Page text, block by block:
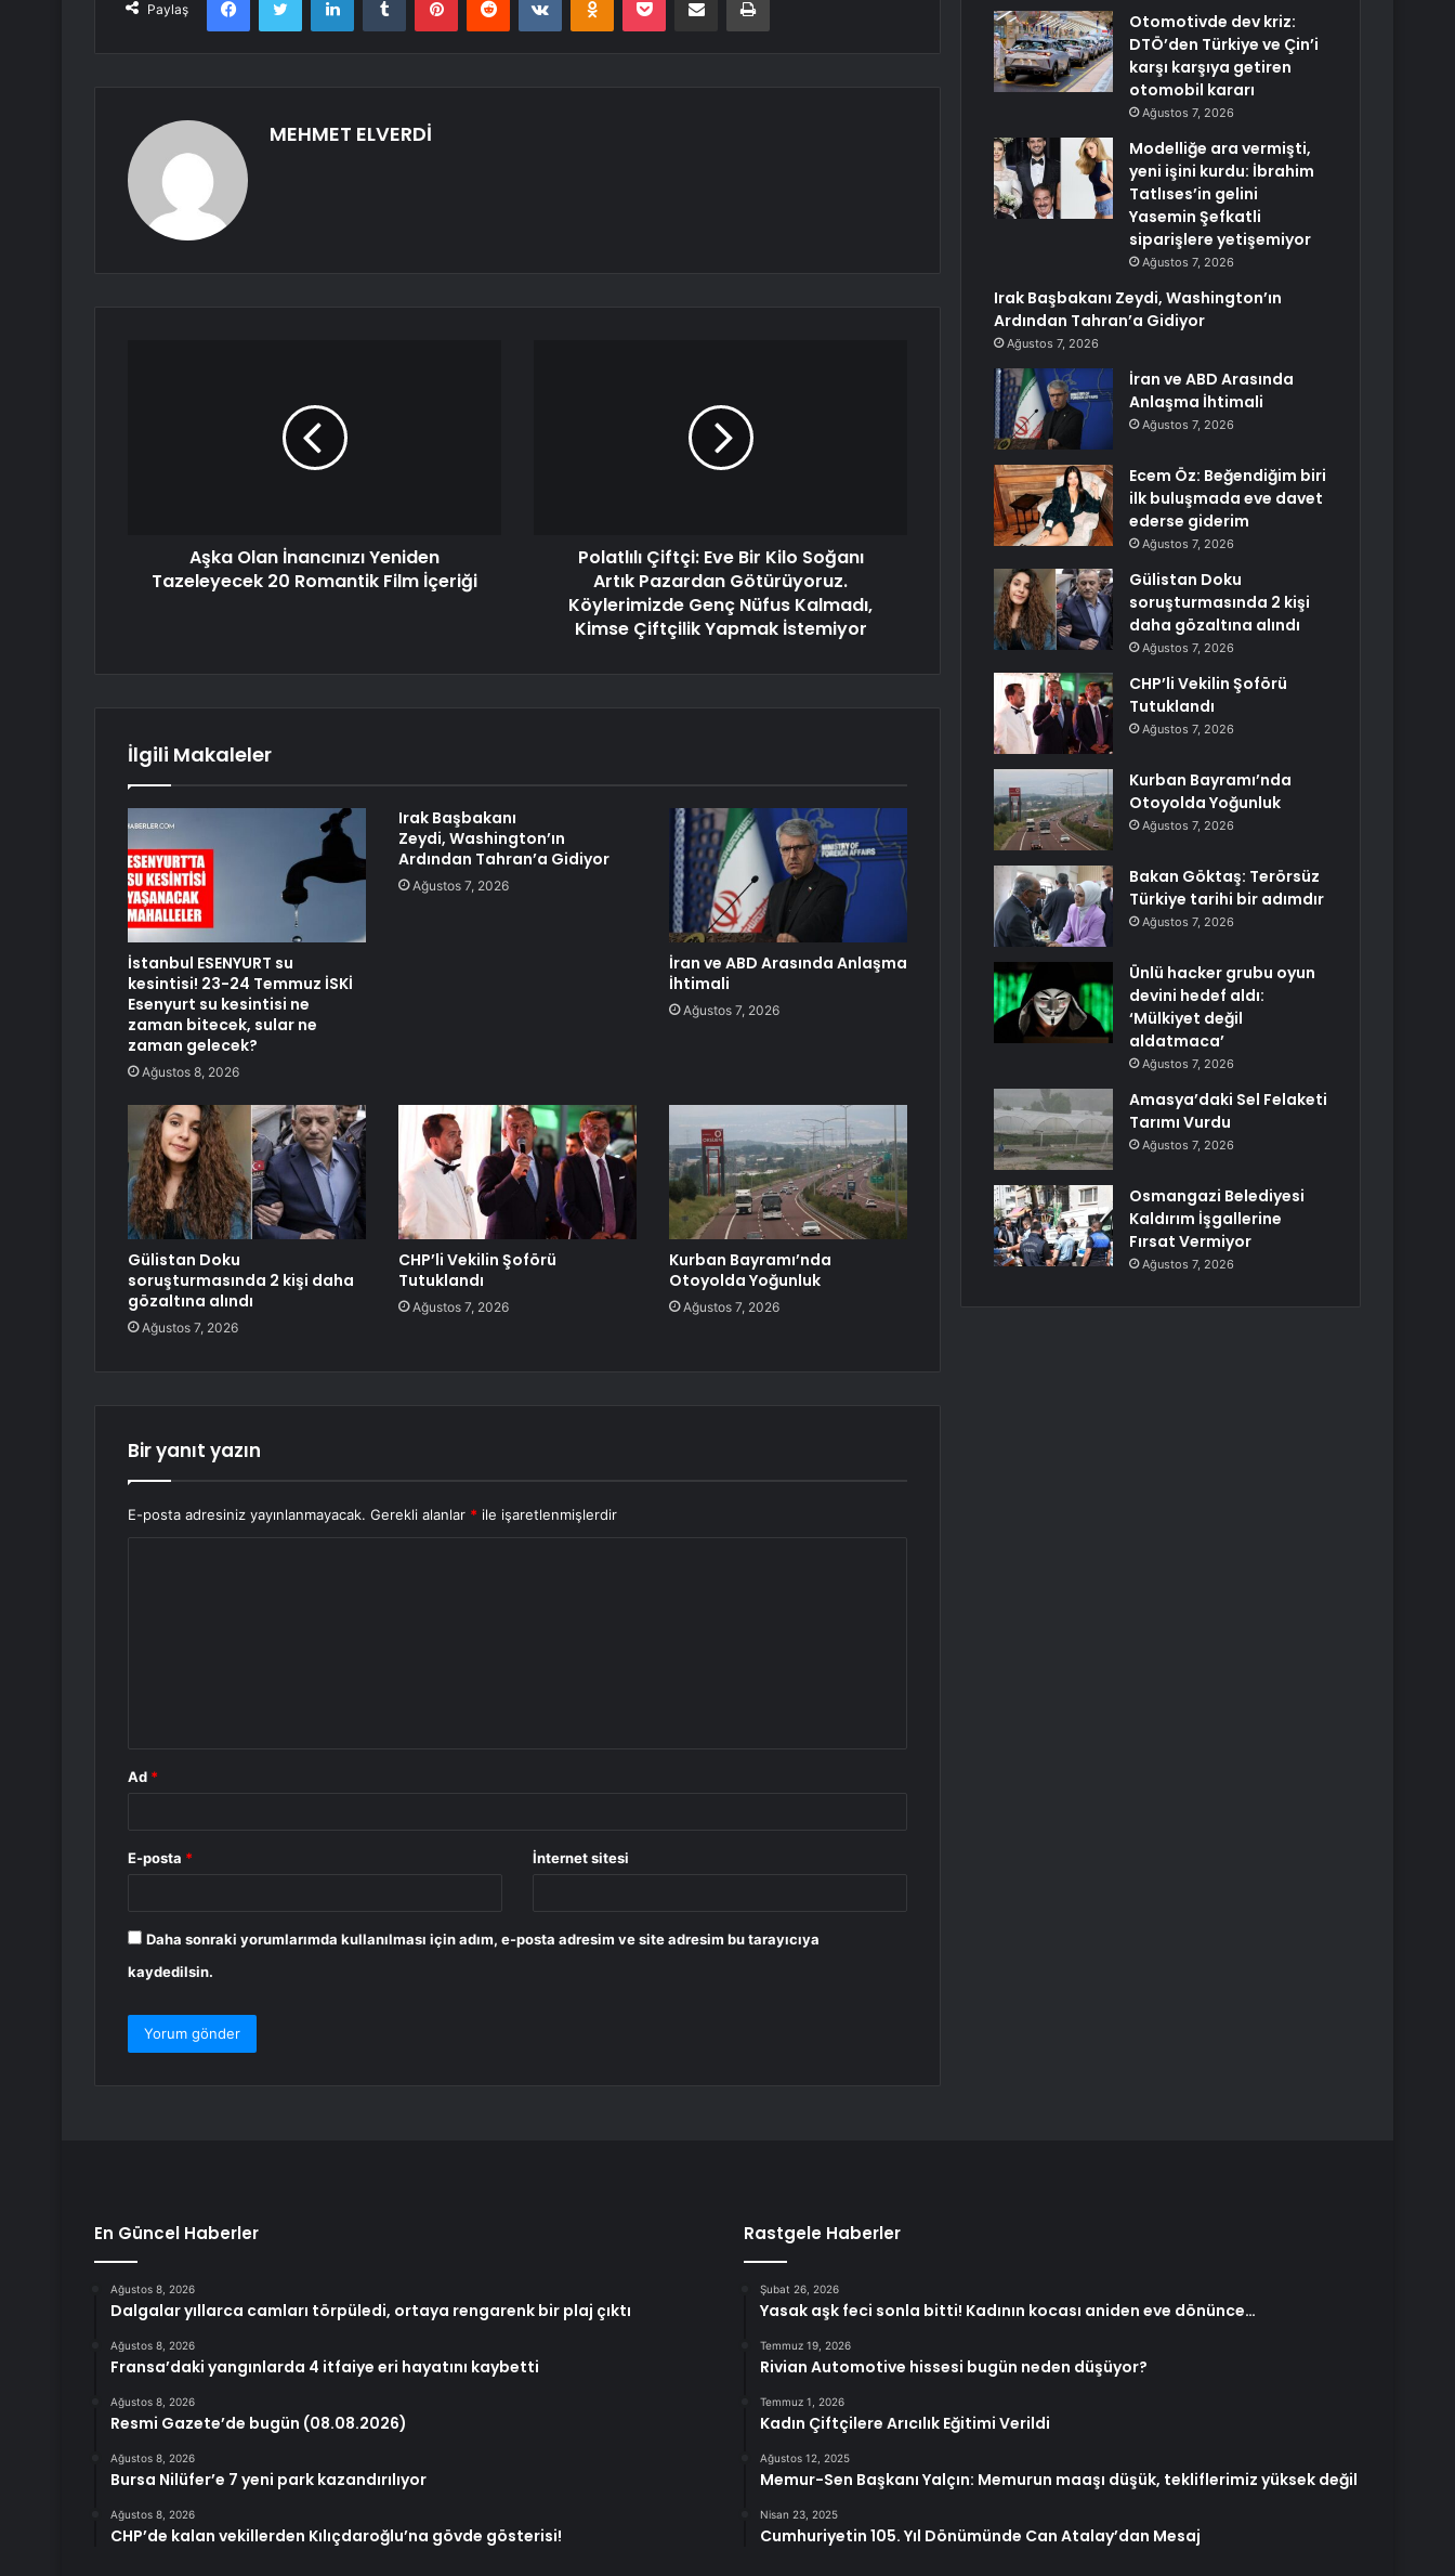
Paylaş
MEHMET ELVERDİ
Aşka Olan İnancınızı Yeniden
Tazeleyecek 20 Romantik Film İçeriği
Polatlılı Çiftçi: Eve Bir Kilo Soğanı
Artık Pazardan Götürüyoruz.
Köylerimizde Genç Nüfus Kalmadı,
Kimse Çiftçilik Yapmak İstemiyor
İlgili Makaleler
İstanbul ESENYURT su
kesintisi! 23-24 Temmuz İSKİ
Esenyurt su kesintisi ne
zaman bitecek, sular ne
zaman gelecek?
Ağustos 8, 2026
Irak Başbakanı
Zeydi, Washington’ın
Ardından Tahran’a Gidiyor
Ağustos 7, 2026
İran ve ABD Arasında Anlaşma
İhtimali
Ağustos 7, 2026
Gülistan Doku
soruşturmasında 2 kişi daha
gözaltına alındı
Ağustos 7, 2026
CHP’li Vekilin Şoförü
Tutuklandı
Ağustos 7, 2026
Kurban Bayramı’nda
Otoyolda Yoğunluk
Ağustos 7, 2026
Bir yanıt yazın
E-posta adresiniz yayınlanmayacak. Gerekli alanlar * ile işaretlenmişlerdir
Ad *
E-posta * İnternet sitesi
Daha sonraki yorumlarımda kullanılması için adım, e-posta adresim ve site adresim bu tarayıcıya
kaydedilsin.
Otomotivde dev kriz:
DTÖ’den Türkiye ve Çin’i
karşı karşıya getiren
otomobil kararı
Ağustos 7, 2026
Modelliğe ara vermişti,
yeni işini kurdu: İbrahim
Tatlıses’in gelini
Yasemin Şefkatli
siparişlere yetişemiyor
Ağustos 7, 2026
Irak Başbakanı Zeydi, Washington’ın
Ardından Tahran’a Gidiyor
Ağustos 7, 2026
İran ve ABD Arasında
Anlaşma İhtimali
Ağustos 7, 2026
Ecem Öz: Beğendiğim biri
ilk buluşmada eve davet
ederse giderim
Ağustos 7, 2026
Gülistan Doku
soruşturmasında 2 kişi
daha gözaltına alındı
Ağustos 7, 2026
CHP’li Vekilin Şoförü
Tutuklandı
Ağustos 7, 2026
Kurban Bayramı’nda
Otoyolda Yoğunluk
Ağustos 7, 2026
Bakan Göktaş: Terörsüz
Türkiye tarihi bir adımdır
Ağustos 7, 2026
Ünlü hacker grubu oyun
devini hedef aldı:
‘Mülkiyet değil
aldatmaca’
Ağustos 7, 2026
Amasya’daki Sel Felaketi
Tarımı Vurdu
Ağustos 7, 2026
Osmangazi Belediyesi
Kaldırım İşgallerine
Fırsat Vermiyor
Ağustos 7, 2026
En Güncel Haberler
Ağustos 8, 2026
Dalgalar yıllarca camları törpüledi, ortaya rengarenk bir plaj çıktı
Ağustos 8, 2026
Fransa’daki yangınlarda 4 itfaiye eri hayatını kaybetti
Ağustos 8, 2026
Resmi Gazete’de bugün (08.08.2026)
Ağustos 8, 2026
Bursa Nilüfer’e 7 yeni park kazandırılıyor
Ağustos 8, 2026
CHP’de kalan vekillerden Kılıçdaroğlu’na gövde gösterisi!
Rastgele Haberler
Şubat 26, 2026
Yasak aşk feci sonla bitti! Kadının kocası aniden eve dönünce…
Temmuz 19, 2026
Rivian Automotive hissesi bugün neden düşüyor?
Temmuz 1, 2026
Kadın Çiftçilere Arıcılık Eğitimi Verildi
Ağustos 12, 2025
Memur-Sen Başkanı Yalçın: Memurun maaşı düşük, tekliflerimiz yüksek değil
Nisan 23, 2025
Cumhuriyetin 105. Yıl Dönümünde Can Atalay’dan Mesaj